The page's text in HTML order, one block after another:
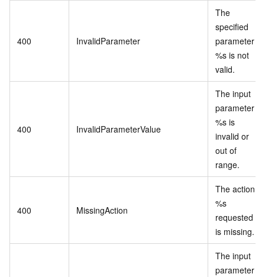
400 InvalidParameter
The
specified
parameter
%s is not
valid.
400 InvalidParameterValue
The input
parameter
%s is
invalid or
out of
range.
400 MissingAction
The action
%s
requested
is missing.
The input
parameter